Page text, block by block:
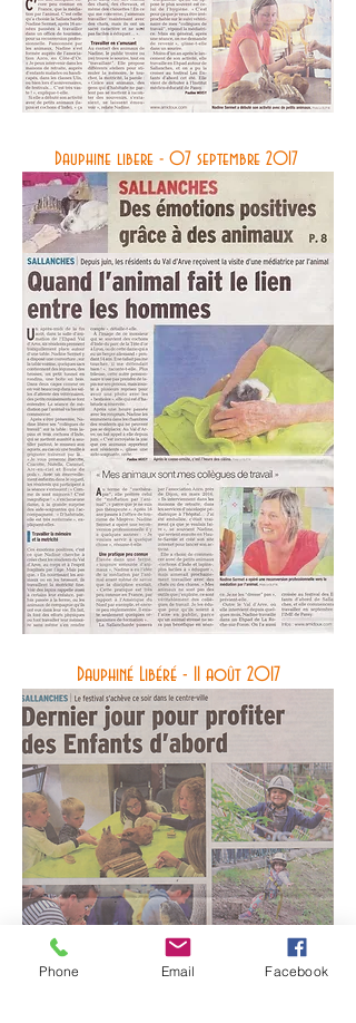
Dauphine libere - 07 septembre 2017
Dauphiné Libéré - 11 août 2017
Phone Email Facebook